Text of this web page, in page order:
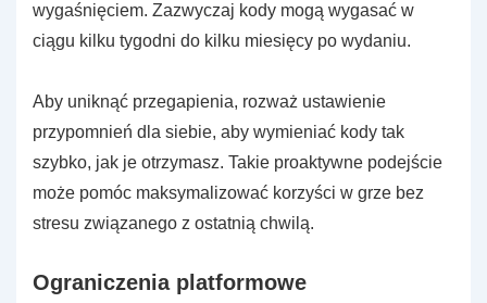
wygaśnięciem. Zazwyczaj kody mogą wygasać w
ciągu kilku tygodni do kilku miesięcy po wydaniu.
Aby uniknąć przegapienia, rozważ ustawienie
przypomnień dla siebie, aby wymieniać kody tak
szybko, jak je otrzymasz. Takie proaktywne podejście
może pomóc maksymalizować korzyści w grze bez
stresu związanego z ostatnią chwilą.
Ograniczenia platformowe